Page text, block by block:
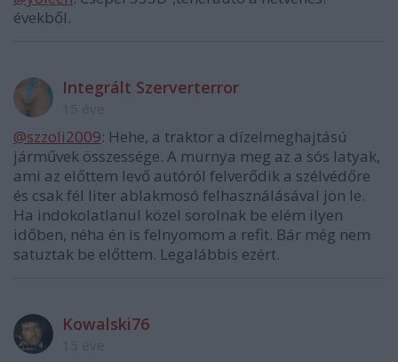
évekből.
Integrált Szerverterror
@szzoli2009: Hehe, a traktor a dízelmeghajtású
járművek összessége. A murnya meg az a sós latyak,
ami az előttem levő autóról felverődik a szélvédőre
és csak fél liter ablakmosó felhasználásával jön le.
Ha indokolatlanul közel sorolnak be elém ilyen
időben, néha én is felnyomom a refit. Bár még nem
satuztak be előttem. Legalábbis ezért.
Kowalski76